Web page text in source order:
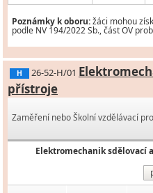
Poznámky k oboru:žáci mohou
podle NV 194/2022 Sb., část OV
H 26-52-H/01
přístroje
Zaměření nebo Školní vzdělávací
Elektromechanik sdělovací